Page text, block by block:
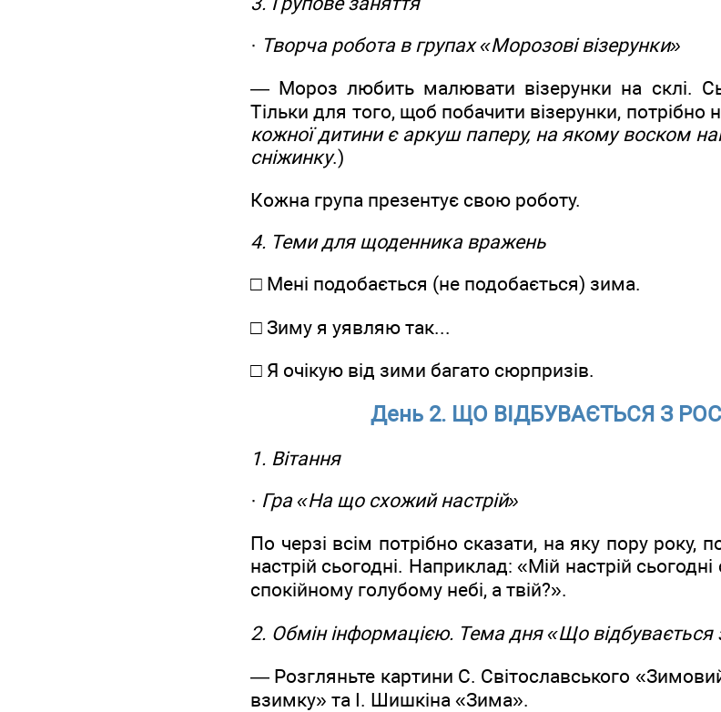
· Творча робота в групах «Морозові візерунки»
— Мороз любить малювати візерунки на склі.
Тільки для того, щоб побачити візерунки,
кожної дитини є аркуш паперу, на якому воском
сніжинку.)
Кожна група презентує свою роботу.
4. Теми для щоденника вражень
□ Мені подобається (не подобається) зима.
□ Зиму я уявляю так...
□ Я очікую від зими багато сюрпризів.
День 2. ЩО ВІДБУВАЄТЬСЯ З
1. Вітання
· Гра «На що схожий настрій»
По черзі всім потрібно сказати, на яку пору року,
настрій сьогодні. Наприклад: «Мій настрій
спокійному голубому небі, а твій?».
2. Обмін інформацією. Тема дня «Що
— Розгляньте картини С. Світославського
взимку» та І. Шишкіна «Зима».